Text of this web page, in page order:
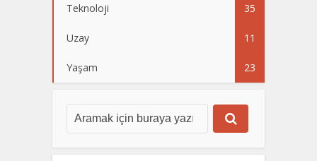
Teknoloji 35
Uzay 11
Yaşam 23